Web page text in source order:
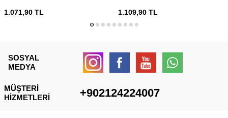
1.071,90 TL 1.109,90TL
SOSYAL
MEDYA
MÜŞTERI
HIZMETLERI
+902124224007